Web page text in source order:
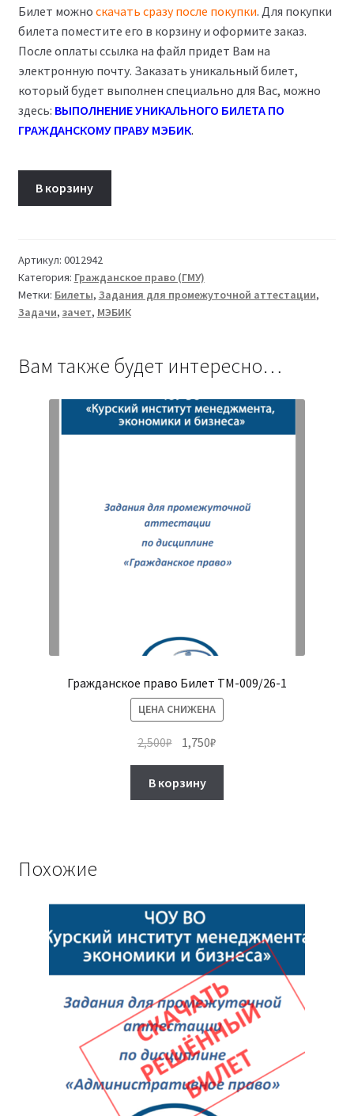
Билет можно скачать сразу после покупки. Для покупки
билета поместите его в корзину и оформите заказ.
После оплаты ссылка на файл придет Вам на
электронную почту. Заказать уникальный билет,
который будет выполнен специально для Вас, можно
здесь: ВЫПОЛНЕНИЕ УНИКАЛЬНОГО БИЛЕТА ПО
ГРАЖДАНСКОМУ ПРАВУ МЭБИК.
Гражданское
право
ТМ-009/26-
1
В корзину
Артикул: 0012942
Категория: Гражданское право (ГМУ)
Метки: Билеты, Задания для промежуточной аттестации,
Задачи, зачет, МЭБИК
Вам также будет интересно…
Гражданское право Билет ТМ-009/26-1
ЦЕНА СНИЖЕНА
2,500₽ Первоначальная
составляла
2,500₽.
1,750₽
В корзину
Похожие